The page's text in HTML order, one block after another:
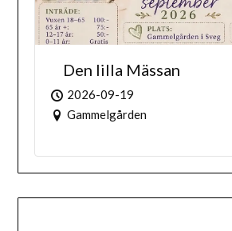
Den lilla Mässan
2026-09-19
Gammelgården